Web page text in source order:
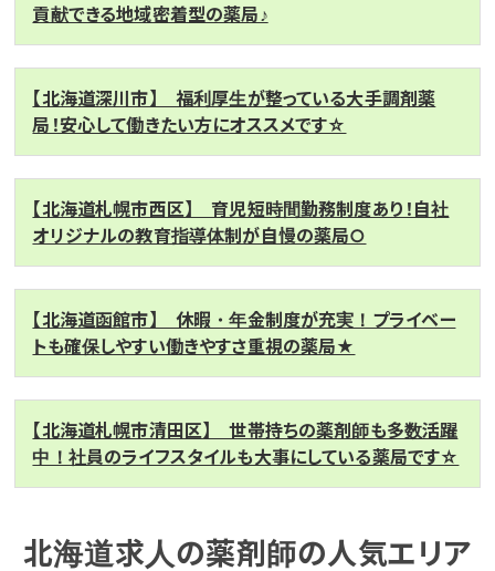
貢献できる地域密着型の薬局♪
【北海道深川市】 福利厚生が整っている大手調剤薬
局！安心して働きたい方にオススメです☆
【北海道札幌市西区】 育児短時間勤務制度あり！自社
オリジナルの教育指導体制が自慢の薬局○
【北海道函館市】 休暇・年金制度が充実！プライベー
トも確保しやすい働きやすさ重視の薬局★
【北海道札幌市清田区】 世帯持ちの薬剤師も多数活躍
中！社員のライフスタイルも大事にしている薬局です☆
北海道求人の薬剤師の人気エリア